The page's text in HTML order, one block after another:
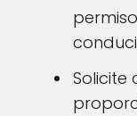
Solicite